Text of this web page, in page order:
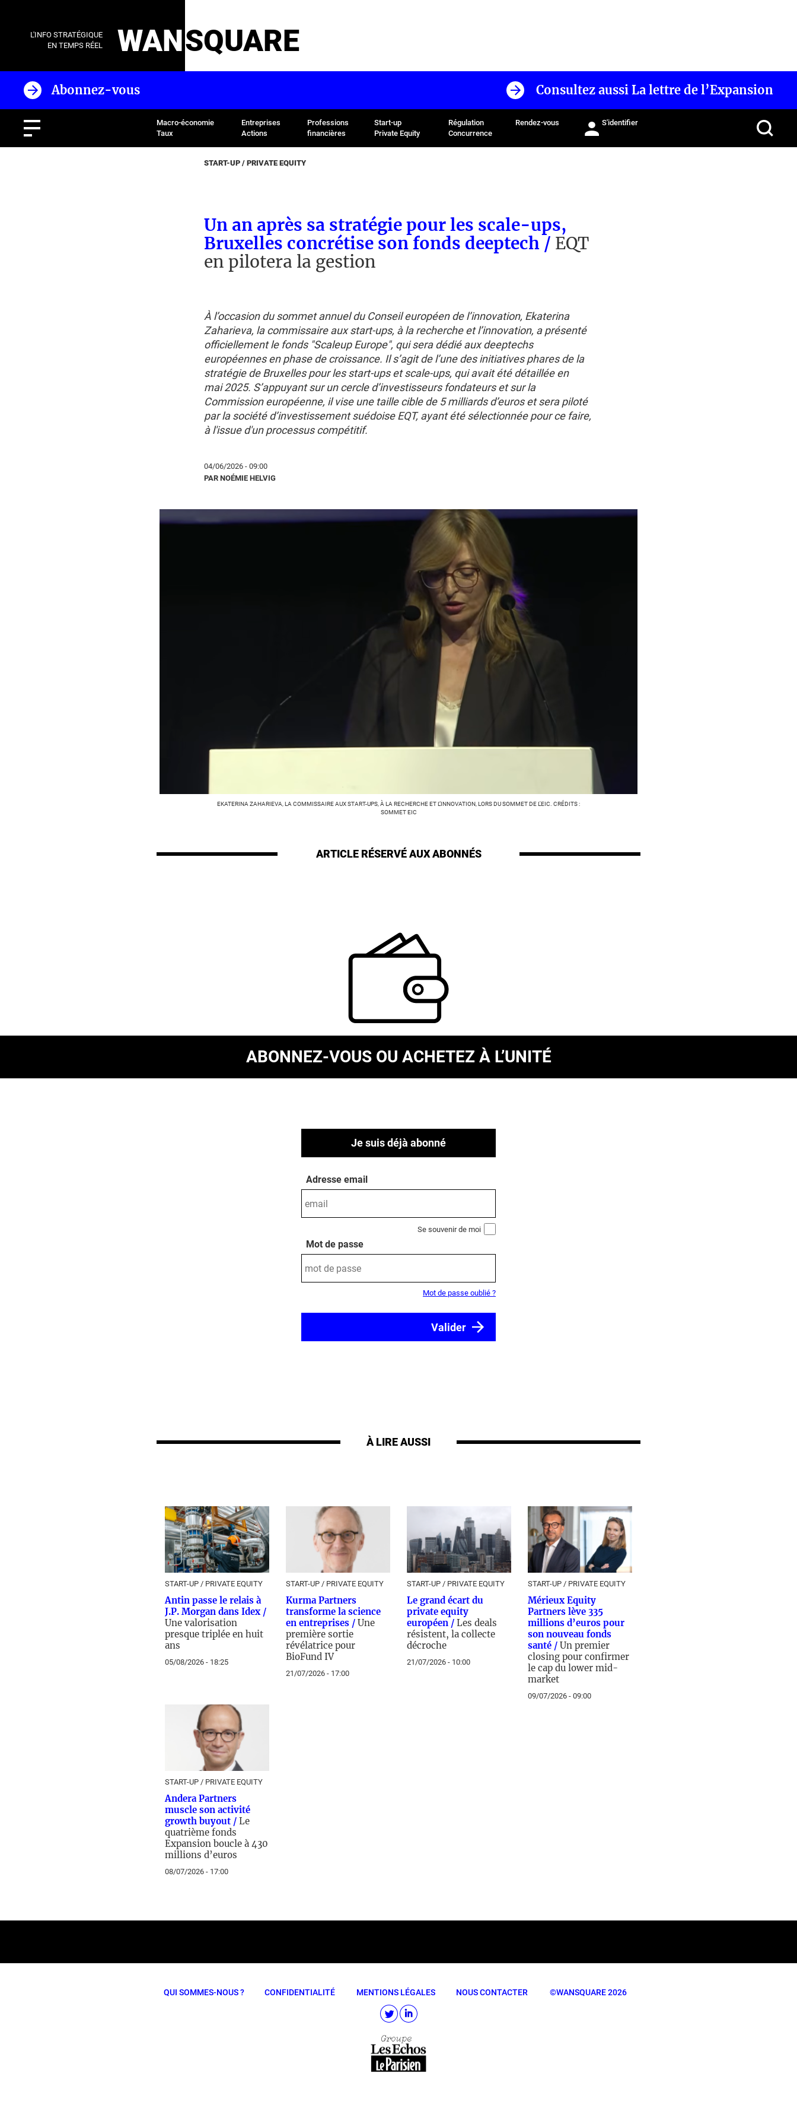
L'INFO STRATÉGIQUE
EN TEMPS RÉEL
WANSQUARE
Abonnez-vous Consultez aussi La lettre de l’Expansion
Macro-économie
Taux
Entreprises
Actions
Professions
financières
Start-up
Private Equity
Régulation
Concurrence
Rendez-vous S'identifier
START-UP / PRIVATE EQUITY
Un an après sa stratégie pour les scale-ups,
Bruxelles concrétise son fonds deeptech / EQT
en pilotera la gestion
À l’occasion du sommet annuel du Conseil européen de l’innovation, Ekaterina
Zaharieva, la commissaire aux start-ups, à la recherche et l’innovation, a présenté
officiellement le fonds "Scaleup Europe", qui sera dédié aux deeptechs
européennes en phase de croissance. Il s’agit de l’une des initiatives phares de la
stratégie de Bruxelles pour les start-ups et scale-ups, qui avait été détaillée en
mai 2025. S’appuyant sur un cercle d’investisseurs fondateurs et sur la
Commission européenne, il vise une taille cible de 5 milliards d’euros et sera piloté
par la société d’investissement suédoise EQT, ayant été sélectionnée pour ce faire,
à l'issue d'un processus compétitif.
04/06/2026 - 09:00
PAR NOÉMIE HELVIG
EKATERINA ZAHARIEVA, LA COMMISSAIRE AUX START-UPS, À LA RECHERCHE ET L’INNOVATION, LORS DU SOMMET DE L'EIC. CRÉDITS :
SOMMET EIC
ARTICLE RÉSERVÉAUX ABONNÉS
ABONNEZ-VOUS OU ACHETEZ À L’UNITÉ
Je suis déjà abonné
Adresse email
Se souvenir de moi
Mot de passe
Mot de passe oublié ?
À LIRE AUSSI
START-UP / PRIVATE EQUITY
Antin passe le relais à
J.P. Morgan dans Idex /
Une valorisation
presque triplée en huit
ans
05/08/2026 - 18:25
START-UP / PRIVATE EQUITY
Kurma Partners
transforme la science
en entreprises / Une
première sortie
révélatrice pour
BioFund IV
21/07/2026 - 17:00
START-UP / PRIVATE EQUITY
Le grand écart du
private equity
européen / Les deals
résistent, la collecte
décroche
21/07/2026 - 10:00
START-UP / PRIVATE EQUITY
Mérieux Equity
Partners lève 335
millions d’euros pour
son nouveau fonds
santé / Un premier
closing pour confirmer
le cap du lower mid-
market
09/07/2026 - 09:00
START-UP / PRIVATE EQUITY
Andera Partners
muscle son activité
growth buyout / Le
quatrième fonds
Expansion boucle à 430
millions d’euros
08/07/2026 - 17:00
QUI SOMMES-NOUS ? CONFIDENTIALITÉ MENTIONS LÉGALES NOUS CONTACTER ©WANSQUARE 2026